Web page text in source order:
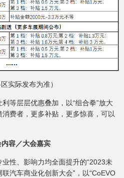
区实际发布为准）
等层层优惠叠加，以“组合拳”放大
费者，更多补贴，更多惊喜，可以
容／大会嘉宾
性、影响力均全面提升的“2023未
汽车商业化创新大会”，以“CoEVO